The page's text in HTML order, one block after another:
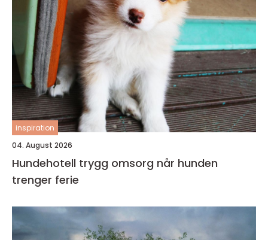
inspiration
04. August 2026
Hundehotell trygg omsorg når hunden
trenger ferie